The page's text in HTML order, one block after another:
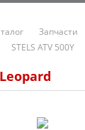
Запчасти
STELS ATV 500Y